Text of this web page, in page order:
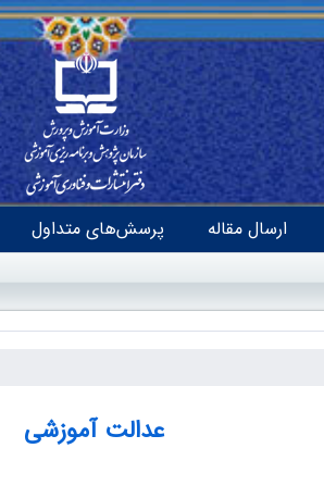
ارسال مقاله پرسش‌های متداول
عدالت آموزشی